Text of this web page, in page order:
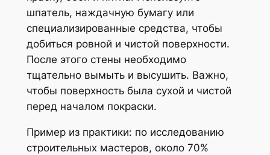
шпатель, наждачную бумагу или
специализированные средства, чтобы
добиться ровной и чистой поверхности.
После этого стены необходимо
тщательно вымыть и высушить. Важно,
чтобы поверхность была сухой и чистой
перед началом покраски.
Пример из практики: по исследованию
строительных мастеров, около 70%